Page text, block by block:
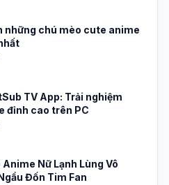
những chú mèo cute anime
TV App: Trải nghiệm
đỉnh cao trên PC
Anime Nữ Lạnh Lùng Vô
Đốn Tim Fan